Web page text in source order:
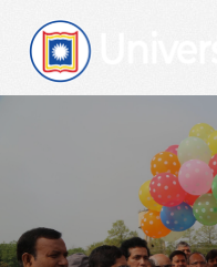
content